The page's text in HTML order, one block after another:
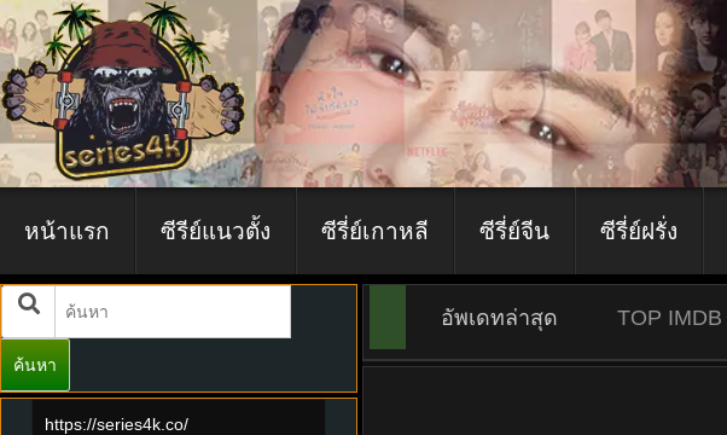
หน้าแรก ซีรีย์แนวตั้ง ซีรี่ย์เกาหลี ซีรี่ย์จีน ซีรี่ย์ฝรั่ง
ค้นหา
https://series4k.co/
อัพเดทล่าสุด TOP IMDB